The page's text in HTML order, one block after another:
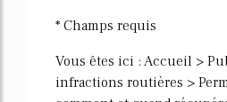
* Champs requis
Vous êtes ici : Accueil >
infractions routières >